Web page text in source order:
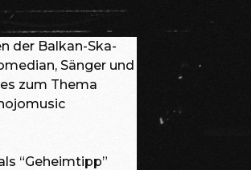
der Balkan-Ska-
Sänger und
zum Thema
“Geheimtipp”